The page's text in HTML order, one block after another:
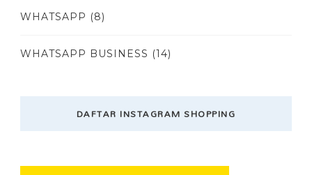
WHATSAPP (8)
WHATSAPP BUSINESS (14)
DAFTAR INSTAGRAM SHOPPING